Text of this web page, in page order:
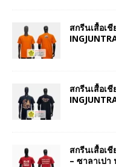
สกรีนเสื้อเ
สกรีนเสื้อเ
สกรีนเสื้อเ
– ซาลาเปา